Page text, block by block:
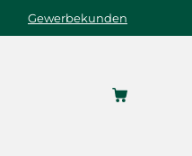
Gewerbekunden